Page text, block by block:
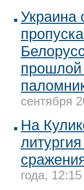
Украина
прошлой
сентября
На
года, 12:15